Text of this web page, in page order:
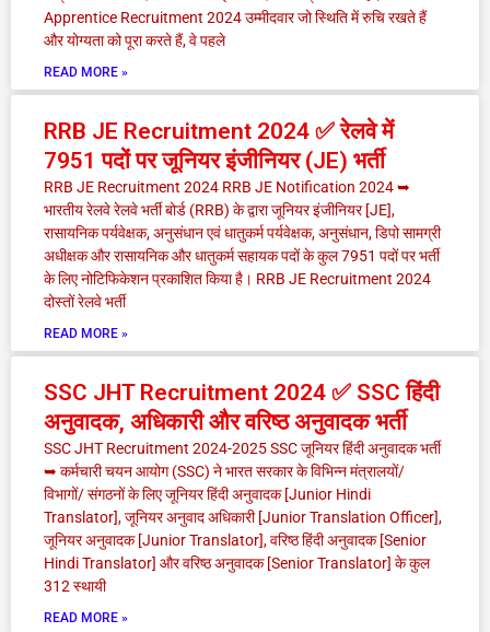
Apprentice Recruitment 2024 उम्मीदवार जो स्थिति में रुचि रखते हैं
और योग्यता को पूरा करते हैं, वे पहले
READ MORE »
RRB JE Recruitment 2024 ✅ रेलवे में
7951 पदों पर जूनियर इंजीनियर (JE) भर्ती
RRB JE Recruitment 2024 RRB JE Notification 2024 ➥
भारतीय रेलवे रेलवे भर्ती बोर्ड (RRB) के द्वारा जूनियर इंजीनियर [JE],
रासायनिक पर्यवेक्षक, अनुसंधान एवं धातुकर्म पर्यवेक्षक, अनुसंधान, डिपो सामग्री
अधीक्षक और रासायनिक और धातुकर्म सहायक पदों के कुल 7951 पदों पर भर्ती
के लिए नोटिफिकेशन प्रकाशित किया है। RRB JE Recruitment 2024
दोस्तों रेलवे भर्ती
READ MORE »
SSC JHT Recruitment 2024 ✅ SSC हिंदी
अनुवादक, अधिकारी और वरिष्ठ अनुवादक भर्ती
SSC JHT Recruitment 2024-2025 SSC जूनियर हिंदी अनुवादक भर्ती
➥ कर्मचारी चयन आयोग (SSC) ने भारत सरकार के विभिन्न मंत्रालयों/
विभागों/ संगठनों के लिए जूनियर हिंदी अनुवादक [Junior Hindi
Translator], जूनियर अनुवाद अधिकारी [Junior Translation Officer],
जूनियर अनुवादक [Junior Translator], वरिष्ठ हिंदी अनुवादक [Senior
Hindi Translator] और वरिष्ठ अनुवादक [Senior Translator] के कुल
312 स्थायी
READ MORE »